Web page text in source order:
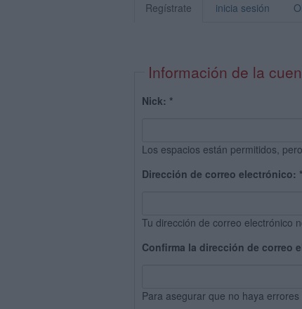
Regístrate inicia sesión
Información de la
Nick: *
Los espacios están permitidos,
Dirección de correo electrónico: *
Tu dirección de correo electrónico
Confirma la dirección de correo
Para asegurar que no haya errores